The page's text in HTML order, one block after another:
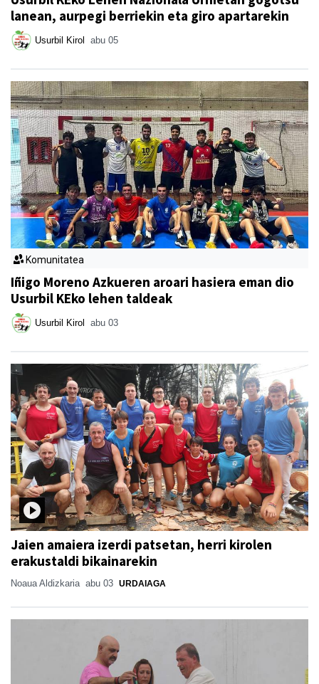
lanean, aurpegi berriekin eta giro apartarekin
Usurbil Kirol abu 05
Komunitatea
Iñigo Moreno Azkueren aroari hasiera eman dio
Usurbil KEko lehen taldeak
Usurbil Kirol abu 03
Jaien amaiera izerdi patsetan, herri kirolen
erakustaldi bikainarekin
Noaua Aldizkaria abu 03 URDAIAGA